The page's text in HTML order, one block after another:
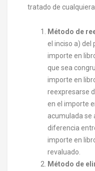
tratado de
Método de
el inciso a) del
importe en
que sea
importe en
reexpresarse
en el importe
acumulada se
diferencia
importe en
revaluado.
Método de